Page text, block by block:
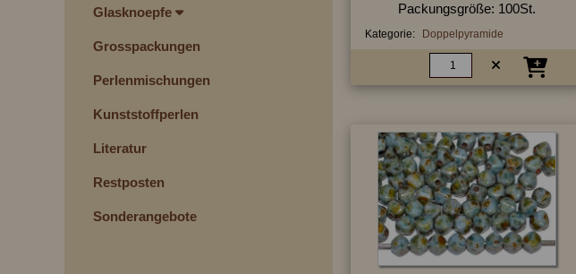
Glasknoepfe
Grosspackungen
Perlenmischungen
Kunststoffperlen
Literatur
Restposten
Sonderangebote
Packungsgröße: 100St.
Kategorie: Doppelpyramide